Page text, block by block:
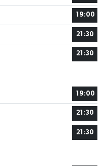
19:00
21:30
21:30
19:00
21:30
21:30